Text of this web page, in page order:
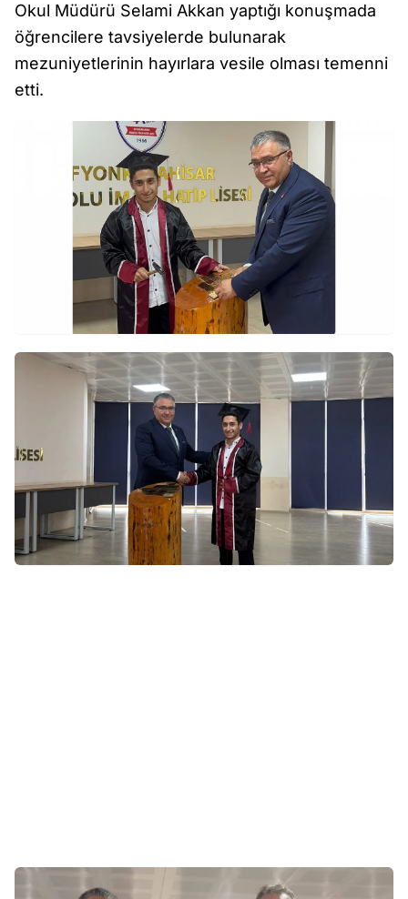
Okul Müdürü Selami Akkan yaptığı konuşmada
öğrencilere tavsiyelerde bulunarak
mezuniyetlerinin hayırlara vesile olması temenni
etti.